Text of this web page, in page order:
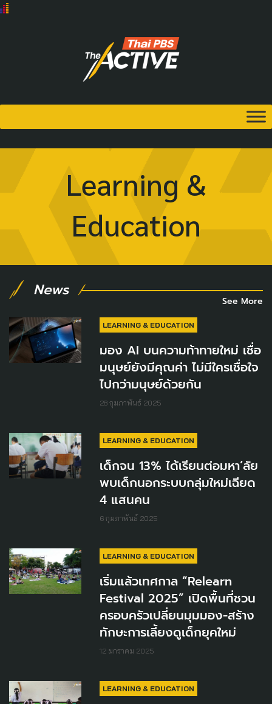
Learning &
Education
News
See More
LEARNING & EDUCATION
มอง AI บนความท้าทายใหม่ เชื่อ
มนุษย์ยังมีคุณค่า ไม่มีใครเชื่อใจ
ไปกว่ามนุษย์ด้วยกัน
28 กุมภาพันธ์ 2025
LEARNING & EDUCATION
เด็กจน 13% ได้เรียนต่อมหา’ลัย
พบเด็กนอกระบบกลุ่มใหม่เฉียด
4 แสนคน
6 กุมภาพันธ์ 2025
LEARNING & EDUCATION
เริ่มแล้วเทศกาล “Relearn
Festival 2025” เปิดพื้นที่ชวน
ครอบครัวเปลี่ยนมุมมอง-สร้าง
ทักษะการเลี้ยงดูเด็กยุคใหม่
12 มกราคม 2025
LEARNING & EDUCATION